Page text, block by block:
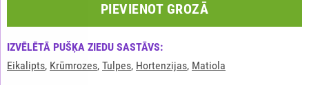
PIEVIENOT GROZĀ
IZVĒLĒTĀ PUŠĶA ZIEDU SASTĀVS:
Eikalipts, Krūmrozes, Tulpes, Hortenzijas, Matiola